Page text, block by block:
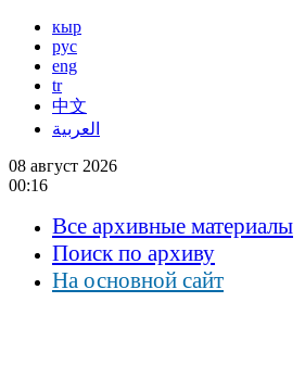
кыр
рус
eng
tr
中文
العربية
08 август 2026
00:16
Все архивные материалы
Поиск по архиву
На основной сайт